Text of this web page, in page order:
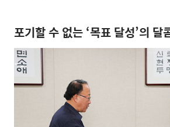
포기할 수 없는 ‘목표 달성’의 달